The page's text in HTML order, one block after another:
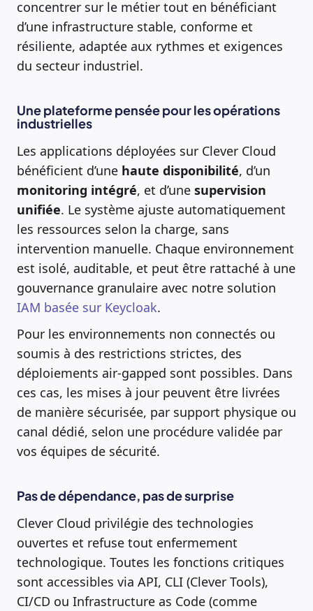
concentrer sur le métier tout en bénéficiant
d’une infrastructure stable, conforme et
résiliente, adaptée aux rythmes et exigences
du secteur industriel.
Une plateforme pensée pour les opérations
industrielles
Les applications déployées sur Clever Cloud
bénéficient d’une haute disponibilité, d’un
monitoring intégré, et d’une supervision
unifiée. Le système ajuste automatiquement
les ressources selon la charge, sans
intervention manuelle. Chaque environnement
est isolé, auditable, et peut être rattaché à une
gouvernance granulaire avec notre solution
IAM basée sur Keycloak.
Pour les environnements non connectés ou
soumis à des restrictions strictes, des
déploiements air-gapped sont possibles. Dans
ces cas, les mises à jour peuvent être livrées
de manière sécurisée, par support physique ou
canal dédié, selon une procédure validée par
vos équipes de sécurité.
Pas de dépendance, pas de surprise
Clever Cloud privilégie des technologies
ouvertes et refuse tout enfermement
technologique. Toutes les fonctions critiques
sont accessibles via API, CLI (Clever Tools),
CI/CD ou Infrastructure as Code (comme